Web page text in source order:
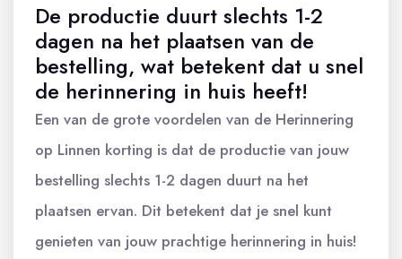
De productie duurt slechts 1-2
dagen na het plaatsen van de
bestelling, wat betekent dat u snel
de herinnering in huis heeft!
Een van de grote voordelen van de Herinnering
op Linnen korting is dat de productie van jouw
bestelling slechts 1-2 dagen duurt na het
plaatsen ervan. Dit betekent dat je snel kunt
genieten van jouw prachtige herinnering in huis!